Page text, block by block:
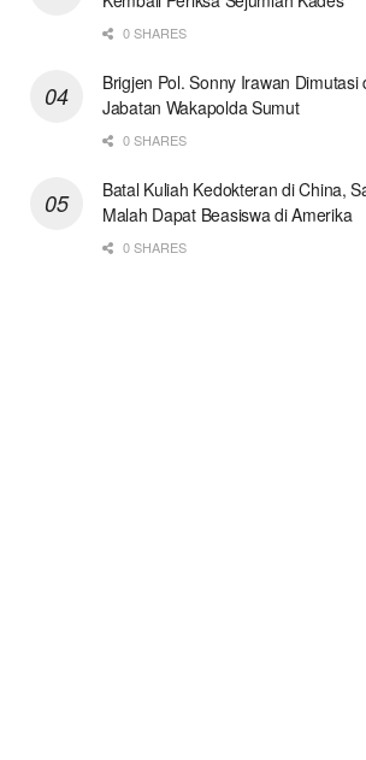
0 SHARES
Brigjen Pol. Sonny Irawan Dimutasi
Jabatan Wakapolda Sumut
0 SHARES
Batal Kuliah Kedokteran di China,
Malah Dapat Beasiswa di Amerika
0 SHARES